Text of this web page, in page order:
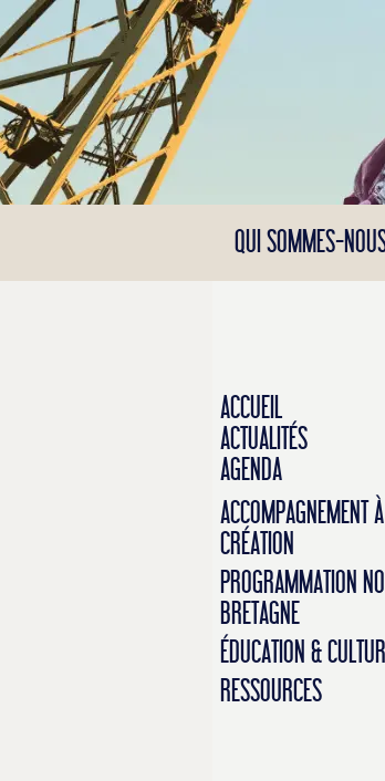
Panneau de gestion des cookies
QUI SOMMES-
ACCUEIL
ACTUALITÉS
AGENDA
ACCOMPAGNEMENT
CRÉATION
PROGRAMMATION
BRETAGNE
ÉDUCATION &
RESSOURCES